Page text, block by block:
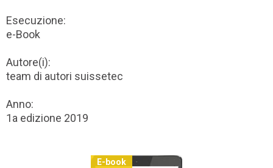
Esecuzione:
e-Book
Autore(i):
team di autori suissetec
Anno:
1a edizione 2019
E-book